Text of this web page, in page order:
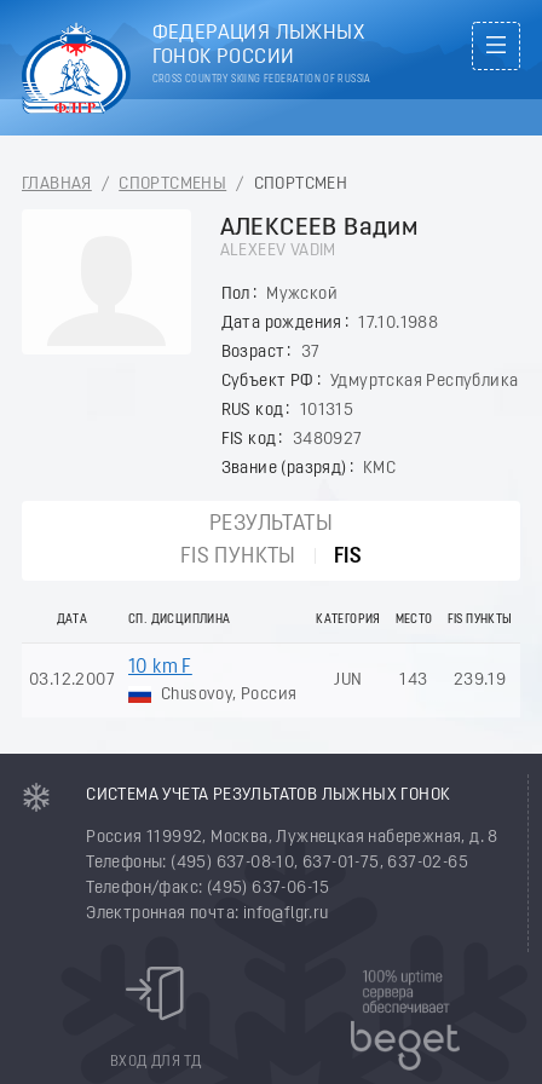
ФЕДЕРАЦИЯ ЛЫЖНЫХ
ГОНОК РОССИИ
CROSS COUNTRY SKIING FEDERATION OF RUSSIA
ГЛАВНАЯ / СПОРТСМЕНЫ / СПОРТСМЕН
АЛЕКСЕЕВ Вадим
ALEXEEV VADIM
Пол
Мужской
Дата рождения
17.10.1988
Возраст
37
Субъект РФ
Удмуртская Республика
RUS код
101315
FIS код
3480927
Звание (разряд)
КМС
РЕЗУЛЬТАТЫ
FIS ПУНКТЫ
FIS
ДАТА СП. ДИСЦИПЛИНА КАТЕГОРИЯ МЕСТО FIS ПУНКТЫ
03.12.2007
10 km F
Chusovoy, Россия
JUN 143 239.19
СИСТЕМА УЧЕТА РЕЗУЛЬТАТОВ ЛЫЖНЫХ ГОНОК
Россия 119992, Москва, Лужнецкая набережная, д. 8
Телефоны: (495) 637-08-10, 637-01-75, 637-02-65
Телефон/факс: (495) 637-06-15
Электронная почта: info@flgr.ru
ВХОД ДЛЯ ТД